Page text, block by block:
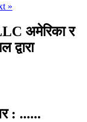
»
अमेरिका र
द्वारा
: ......